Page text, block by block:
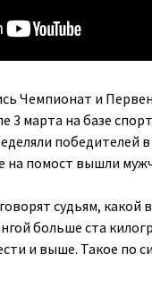
Чемпионат и
3 марта на базе
победителей
на помост вышли
судьям, какой
больше ста
и выше. Такое